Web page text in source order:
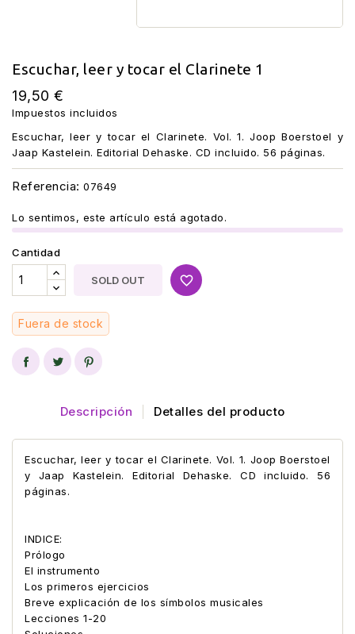
Escuchar, leer y tocar el Clarinete 1
19,50 €
Impuestos incluidos
Escuchar, leer y tocar el Clarinete. Vol. 1. Joop Boerstoel y
Jaap Kastelein. Editorial Dehaske. CD incluido. 56 páginas.
Referencia: 07649
Lo sentimos, este artículo está agotado.
Cantidad
SOLD OUT favorite_border
Fuera de stock
Descripción Detalles del producto
Escuchar, leer y tocar el Clarinete. Vol. 1. Joop Boerstoel
y Jaap Kastelein. Editorial Dehaske. CD incluido. 56
páginas.
INDICE:
Prólogo
El instrumento
Los primeros ejercicios
Breve explicación de los símbolos musicales
Lecciones 1-20